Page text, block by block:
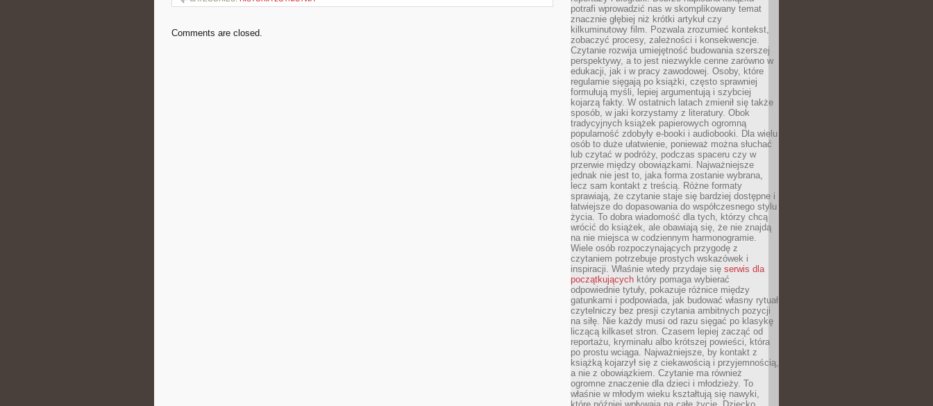
Comments are closed.
potrafi wprowadzić nas w skomplikowany temat
znacznie głębiej niż krótki artykuł czy
kilkuminutowy film. Pozwala zrozumieć kontekst,
zobaczyć procesy, zależności i konsekwencje.
Czytanie rozwija umiejętność budowania szerszej
perspektywy, a to jest niezwykle cenne zarówno w
edukacji, jak i w pracy zawodowej. Osoby, które
regularnie sięgają po książki, często sprawniej
formułują myśli, lepiej argumentują i szybciej
kojarzą fakty. W ostatnich latach zmienił się także
sposób, w jaki korzystamy z literatury. Obok
tradycyjnych książek papierowych ogromną
popularność zdobyły e-booki i audiobooki. Dla wielu
osób to duże ułatwienie, ponieważ można słuchać
lub czytać w podróży, podczas spaceru czy w
przerwie między obowiązkami. Najważniejsze
jednak nie jest to, jaka forma zostanie wybrana,
lecz sam kontakt z treścią. Różne formaty
sprawiają, że czytanie staje się bardziej dostępne i
łatwiejsze do dopasowania do współczesnego stylu
życia. To dobra wiadomość dla tych, którzy chcą
wrócić do książek, ale obawiają się, że nie znajdą
na nie miejsca w codziennym harmonogramie.
Wiele osób rozpoczynających przygodę z
czytaniem potrzebuje prostych wskazówek i
inspiracji. Właśnie wtedy przydaje się serwis dla
początkujących który pomaga wybierać
odpowiednie tytuły, pokazuje różnice między
gatunkami i podpowiada, jak budować własny rytuał
czytelniczy bez presji czytania ambitnych pozycji
na siłę. Nie każdy musi od razu sięgać po klasykę
liczącą kilkaset stron. Czasem lepiej zacząć od
reportażu, kryminału albo krótszej powieści, która
po prostu wciąga. Najważniejsze, by kontakt z
książką kojarzył się z ciekawością i przyjemnością,
a nie z obowiązkiem. Czytanie ma również
ogromne znaczenie dla dzieci i młodzieży. To
właśnie w młodym wieku kształtują się nawyki,